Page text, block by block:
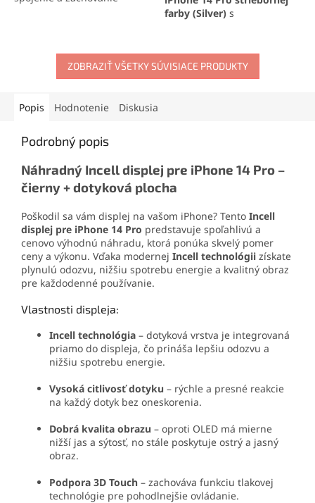
farby (Silver) s
rýchlu opravu a obnovenie
pôvodného vzhľadu
telefónu. Perfektná
ZOBRAZIŤ VŠETKY SÚVISIACE PRODUKTY
Popis Hodnotenie Diskusia
Podrobný popis
Náhradný Incell displej pre iPhone 14 Pro –
čierny + dotyková plocha
Poškodil sa vám displej na vašom iPhone? Tento Incell
displej pre iPhone 14 Pro predstavuje spoľahlivú a
cenovo výhodnú náhradu, ktorá ponúka skvelý pomer
ceny a výkonu. Vďaka modernej Incell technológii získate
plynulú odozvu, nižšiu spotrebu energie a kvalitný obraz
pre každodenné používanie.
Vlastnosti displeja:
Incell technológia – dotyková vrstva je integrovaná
priamo do displeja, čo prináša lepšiu odozvu a
nižšiu spotrebu energie.
Vysoká citlivosť dotyku – rýchle a presné reakcie
na každý dotyk bez oneskorenia.
Dobrá kvalita obrazu – oproti OLED má mierne
nižší jas a sýtosť, no stále poskytuje ostrý a jasný
obraz.
Podpora 3D Touch – zachováva funkciu tlakovej
technológie pre pohodlnejšie ovládanie.